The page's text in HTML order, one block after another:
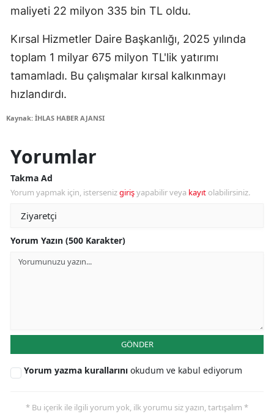
maliyeti 22 milyon 335 bin TL oldu.
Kırsal Hizmetler Daire Başkanlığı, 2025 yılında
toplam 1 milyar 675 milyon TL'lik yatırımı
tamamladı. Bu çalışmalar kırsal kalkınmayı
hızlandırdı.
Kaynak: İHLAS HABER AJANSI
Yorumlar
Takma Ad
Yorum yapmak için, istersenizgirişyapabilir veya kayıt olabilirsiniz.
Yorum Yazın (500 Karakter)
GÖNDER
Yorum yazma kurallarını okudum ve kabul ediyorum
* Bu içerik ile ilgili yorum yok, ilk yorumu siz yazın, tartışalım *